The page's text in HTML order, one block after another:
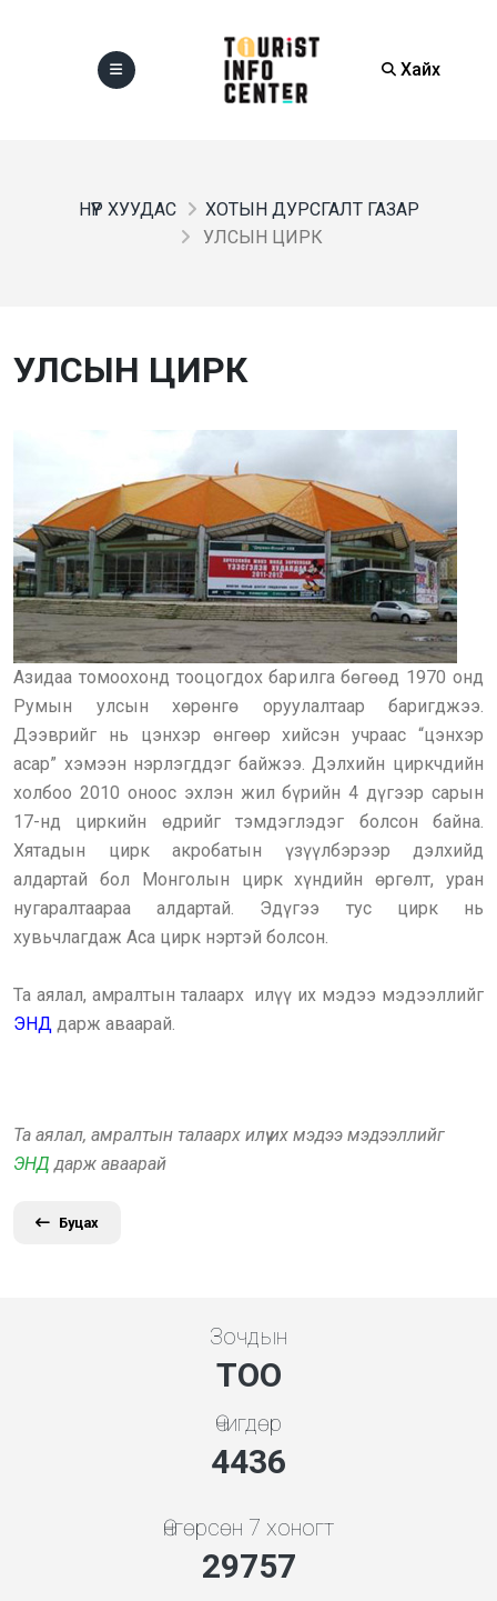
Хайх
НҮҮР ХУУДАС
ХОТЫН ДУРСГАЛТ ГАЗАР
УЛСЫН ЦИРК
УЛСЫН ЦИРК
Азидаа томоохонд тооцогдох барилга бөгөөд 1970 онд
Румын улсын хөрөнгө оруулалтаар баригджээ.
Дээврийг нь цэнхэр өнгөөр хийсэн учраас “цэнхэр
асар” хэмээн нэрлэгддэг байжээ. Дэлхийн циркчдийн
холбоо 2010 оноос эхлэн жил бүрийн 4 дүгээр сарын
17-нд циркийн өдрийг тэмдэглэдэг болсон байна.
Хятадын цирк акробатын үзүүлбэрээр дэлхийд
алдартай бол Монголын цирк хүндийн өргөлт, уран
нугаралтаараа алдартай. Эдүгээ тус цирк нь
хувьчлагдаж Аса цирк нэртэй болсон.
Та аялал, амралтын талаарх илүү их мэдээ мэдээллийг
ЭНД дарж аваарай.
Та аялал, амралтын талаарх илүү их мэдээ мэдээллийг
ЭНД дарж аваарай
Буцах
Зочдын
ТОО
Өчигдөр
4778
Өнгөрсөн 7 хоногт
32046